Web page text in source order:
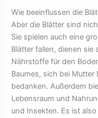
Wie beeinflussen die
Aber die Blätter sind
Sie spielen auch eine
Blätter fallen, dienen sie
Nährstoffe für den
Baumes, sich bei Mutter
bedanken. Außerdem
Lebensraum und
und Insekten. Es ist